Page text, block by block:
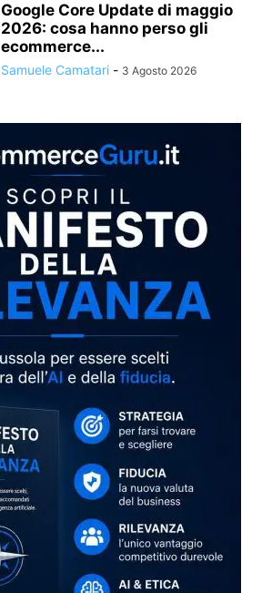
Google Core Update di maggio
2026: cosa hanno perso gli
ecommerce...
Samuele Camatari - 3 Agosto 2026